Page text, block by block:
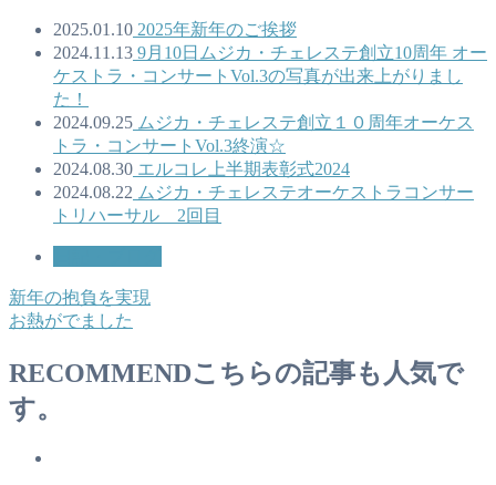
2025.01.10 2025年新年のご挨拶
2024.11.13 9月10日ムジカ・チェレステ創立10周年 オー
ケストラ・コンサートVol.3の写真が出来上がりまし
た！
2024.09.25 ムジカ・チェレステ創立１０周年オーケス
トラ・コンサートVol.3終演☆
2024.08.30 エルコレ上半期表彰式2024
2024.08.22 ムジカ・チェレステオーケストラコンサー
トリハーサル 2回目
新年の抱負を実現
お熱がでました
RECOMMENDこちらの記事も人気で
す。